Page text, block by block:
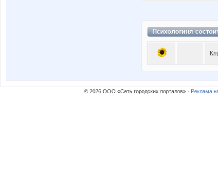
Психологиня
© 2026 ООО «Сеть городских порталов» · Реклама